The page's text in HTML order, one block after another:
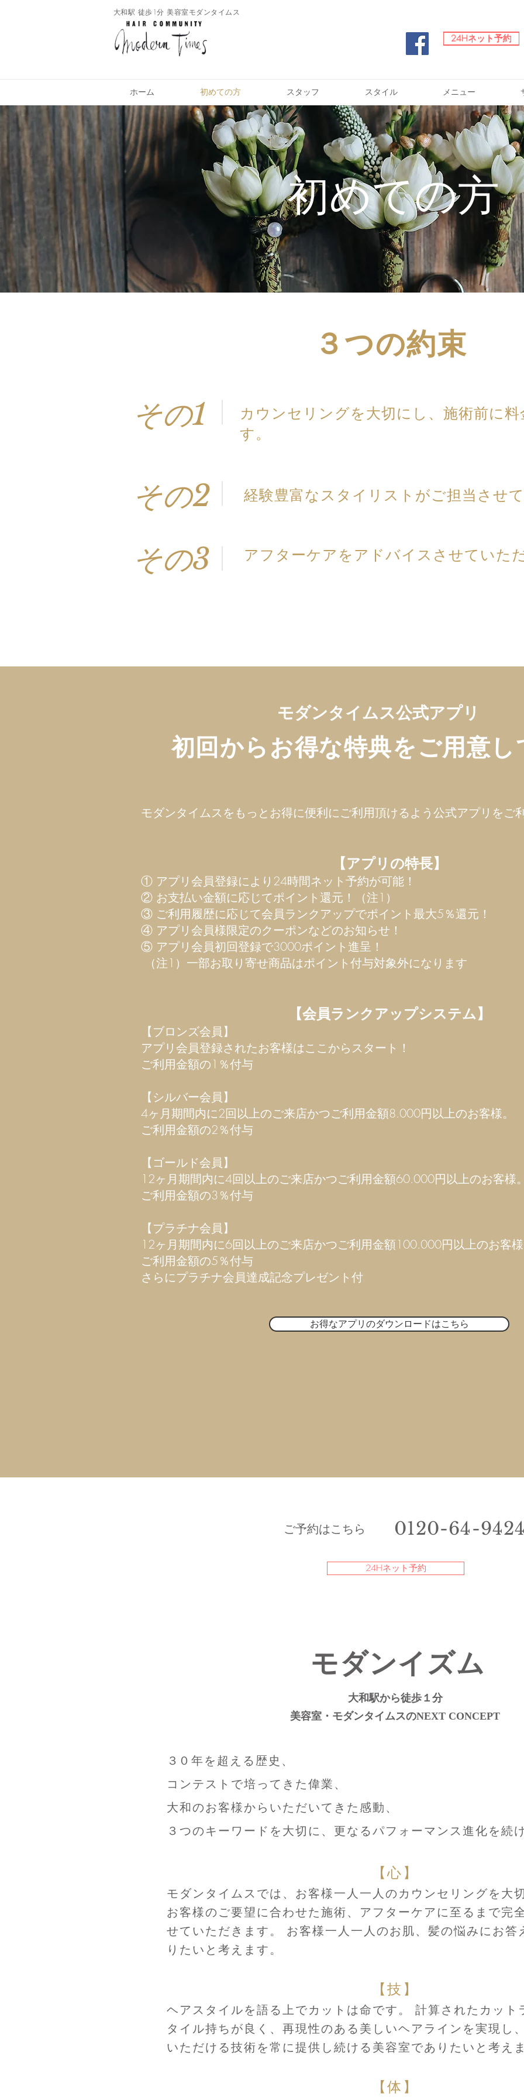
​大和駅 徒歩1分 美容室モダンタイムス
24Hネット予約
24Hネット予約
ホーム 初めての方 スタッフ スタイル メニュー
​初めての方
３つの約束
その1
カウンセリングを大切にし、施術前に
す。
その2 経験豊富なスタイリストがご担当させ
その3 アフターケアをアドバイスさせていた
​モダンタイムス公式アプリ
初回からお得な特典をご用意し
モダンタイムスをもっとお得に便利にご利用頂けるよう公式アプリをご
【アプリの特長】
① アプリ会員登録により24時間ネット予約が可能！
② お支払い金額に応じてポイント還元！（注1）
③ ご利用履歴に応じて会員ランクアップでポイント最大5％還元！
④ アプリ会員様限定のクーポンなどのお知らせ！
⑤ アプリ会員初回登録で3000ポイント進呈！
（注1）一部お取り寄せ商品はポイント付与対象外になります
【会員ランクアップシステム】
【ブロンズ会員】
アプリ会員登録されたお客様はここからスタート！
ご利用金額の1％付与
【シルバー会員】
4ヶ月期間内に2回以上のご来店かつご利用金額8.000円以上のお客様。
ご利用金額の2％付与
【ゴールド会員】
12ヶ月期間内に4回以上のご来店かつご利用金額60.000円以上のお客様
ご利用金額の3％付与
【プラチナ会員】
12ヶ月期間内に6回以上のご来店かつご利用金額100.000円以上のお客
ご利用金額の5％付与
さらにプラチナ会員達成記念プレゼント付
お得なアプリのダウンロードはこちら
​ご予約はこちら 0120-64-
24Hネット予約
​モダンイズム
大和駅から徒歩１分
美容室・モダンタイムスのNEXT CONCEPT
３ ０年を超える歴史、
コンテストで培ってきた偉業、
大和のお客様からいただいてきた感動、
３つのキーワードを大切に、更なるパフォーマンス進化を続
【心】
モダンタイムスでは、お客様一人一人のカウンセリングを大
お客様のご要望に合わせた施術、アフターケアに至るまで完
せていただきます。 お客様一人一人のお肌、髪の悩みにお答
りたいと考えます。
【技】
ヘアスタイルを語る上でカットは命です。 計算されたカット
タイル持ちが良く、再現性のある美しいヘアラインを実現し
いただける技術を常に提供し続ける美容室でありたいと考え
【体】